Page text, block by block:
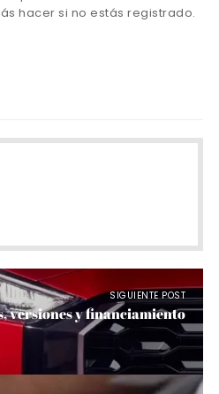
hacer si no estás registrado.
SIGUIENTE POST
versiones y financiamiento